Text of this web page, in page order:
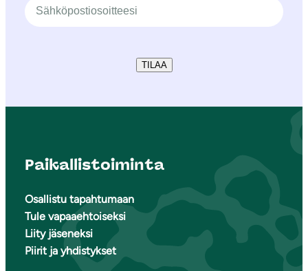
TILAA
Paikallistoiminta
Osallistu tapahtumaan
Tule vapaaehtoiseksi
Liity jäseneksi
Piirit ja yhdistykset